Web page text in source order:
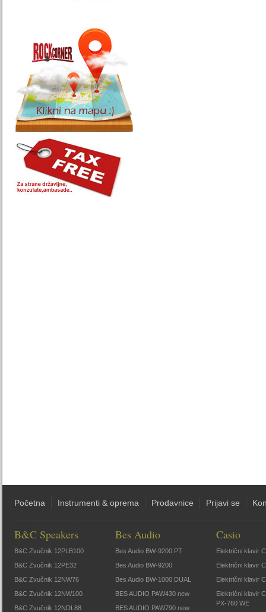
Početna Instrumenti & oprema Prodavnice Prijavi se
B&C Speakers
B&C Zvučnik 12PLB100
B&C Zvučnik 12PE32
B&C Zvučnik 12NW76
B&C Zvučnik 12NW100
B&C Zvučnik 12NDL88
Bes Audio
Bes Audio BW-9200 PT
Bes Audio BW-9200
Bes Audio BW-1000 DUAL
BES AUDIO PAW430 new
BES AUDIO PAW790 new
Casio
Električni klavir
Električni klavir
Električni klavir
Električni klavir
PX-760 WE